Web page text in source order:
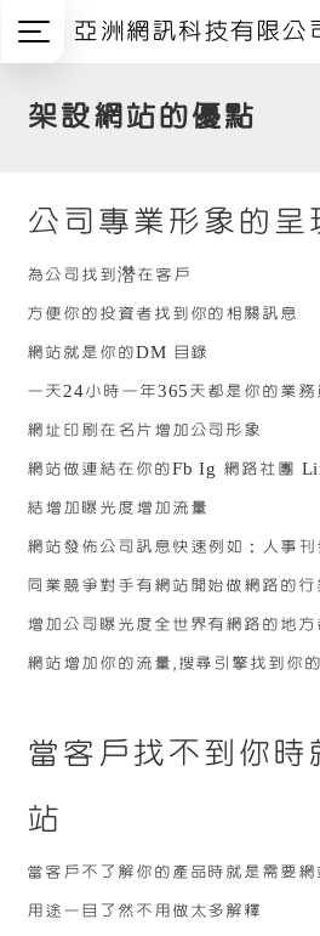
架設網站的優點
公司專業形象的呈
為公司找到濳在客戶
方便你的投資者找到你的相關訊息
網站就是你的DM 目錄
一天24小時一年365天都是你的業務
網址印刷在名片增加公司形象
網站做連結在你的Fb Ig 網路社團
結增加曝光度增加流量
網站發佈公司訊息快速例如：人事
同業競爭對手有網站開始做網路的行
增加公司曝光度全世界有網路的地方
網站增加你的流量‚搜尋引擎找到你
當客戶找不到你時
站
當客戶不了解你的產品時就是需要
用途一目了然不用做太多解釋
亞洲網訊科技有限公